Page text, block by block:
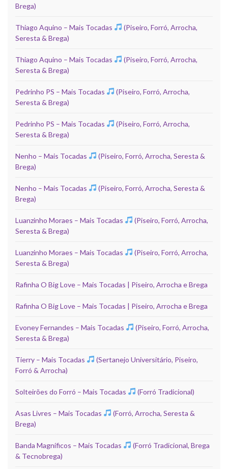
Brega)
Thiago Aquino – Mais Tocadas
(Piseiro, Forró, Arrocha,
Seresta & Brega)
Thiago Aquino – Mais Tocadas
(Piseiro, Forró, Arrocha,
Seresta & Brega)
Pedrinho PS – Mais Tocadas
(Piseiro, Forró, Arrocha,
Seresta & Brega)
Pedrinho PS – Mais Tocadas
(Piseiro, Forró, Arrocha,
Seresta & Brega)
Nenho – Mais Tocadas
(Piseiro, Forró, Arrocha, Seresta &
Brega)
Nenho – Mais Tocadas
(Piseiro, Forró, Arrocha, Seresta &
Brega)
Luanzinho Moraes – Mais Tocadas
(Piseiro, Forró, Arrocha,
Seresta & Brega)
Luanzinho Moraes – Mais Tocadas
(Piseiro, Forró, Arrocha,
Seresta & Brega)
Rafinha O Big Love – Mais Tocadas | Piseiro, Arrocha e Brega
Rafinha O Big Love – Mais Tocadas | Piseiro, Arrocha e Brega
Evoney Fernandes – Mais Tocadas
(Piseiro, Forró, Arrocha,
Seresta & Brega)
Tierry – Mais Tocadas
(Sertanejo Universitário, Piseiro,
Forró & Arrocha)
Solteirões do Forró – Mais Tocadas (Forró Tradicional)
Asas Livres – Mais Tocadas
(Forró, Arrocha, Seresta &
Brega)
Banda Magníficos – Mais Tocadas
(Forró Tradicional, Brega
& Tecnobrega)